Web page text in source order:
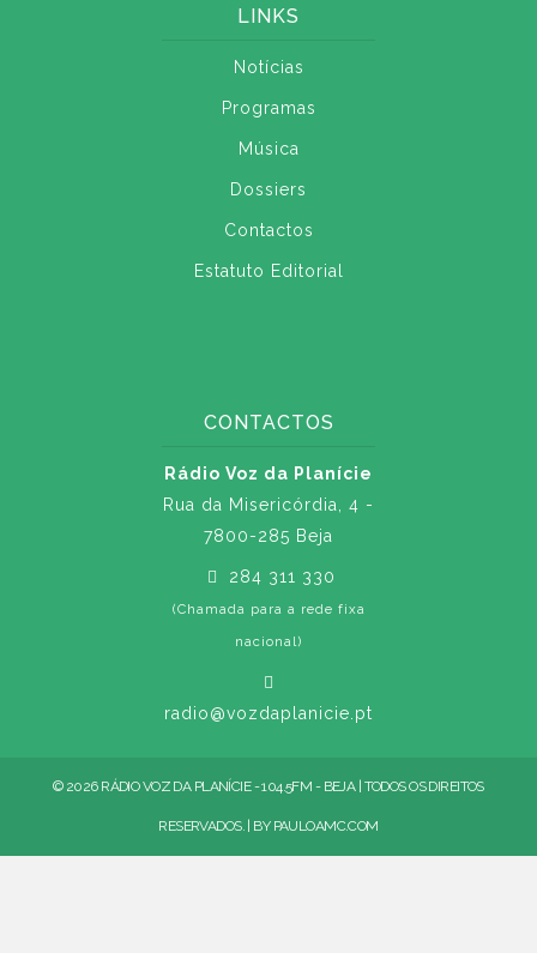
LINKS
Notícias
Programas
Música
Dossiers
Contactos
Estatuto Editorial
CONTACTOS
Rádio Voz da Planície
Rua da Misericórdia, 4 -
7800-285 Beja
284 311 330
(Chamada para a rede fixa
nacional)
radio@vozdaplanicie.pt
© 2026 RÁDIO VOZ DA PLANÍCIE - 104.5FM - BEJA | TODOS OS DIREITOS
RESERVADOS. | BY PAULOAMC.COM